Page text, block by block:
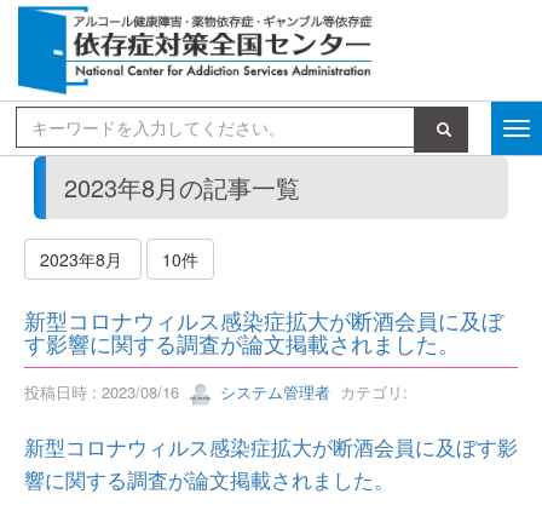
検索
2023年8月の記事一覧
2023年8月 10件
新型コロナウィルス感染症拡大が断酒会員に及ぼ
す影響に関する調査が論文掲載されました。
投稿日時 : 2023/08/16 システム管理者 カテゴリ:
新型コロナウィルス感染症拡大が断酒会員に及ぼす影
響に関する調査が論文掲載されました。